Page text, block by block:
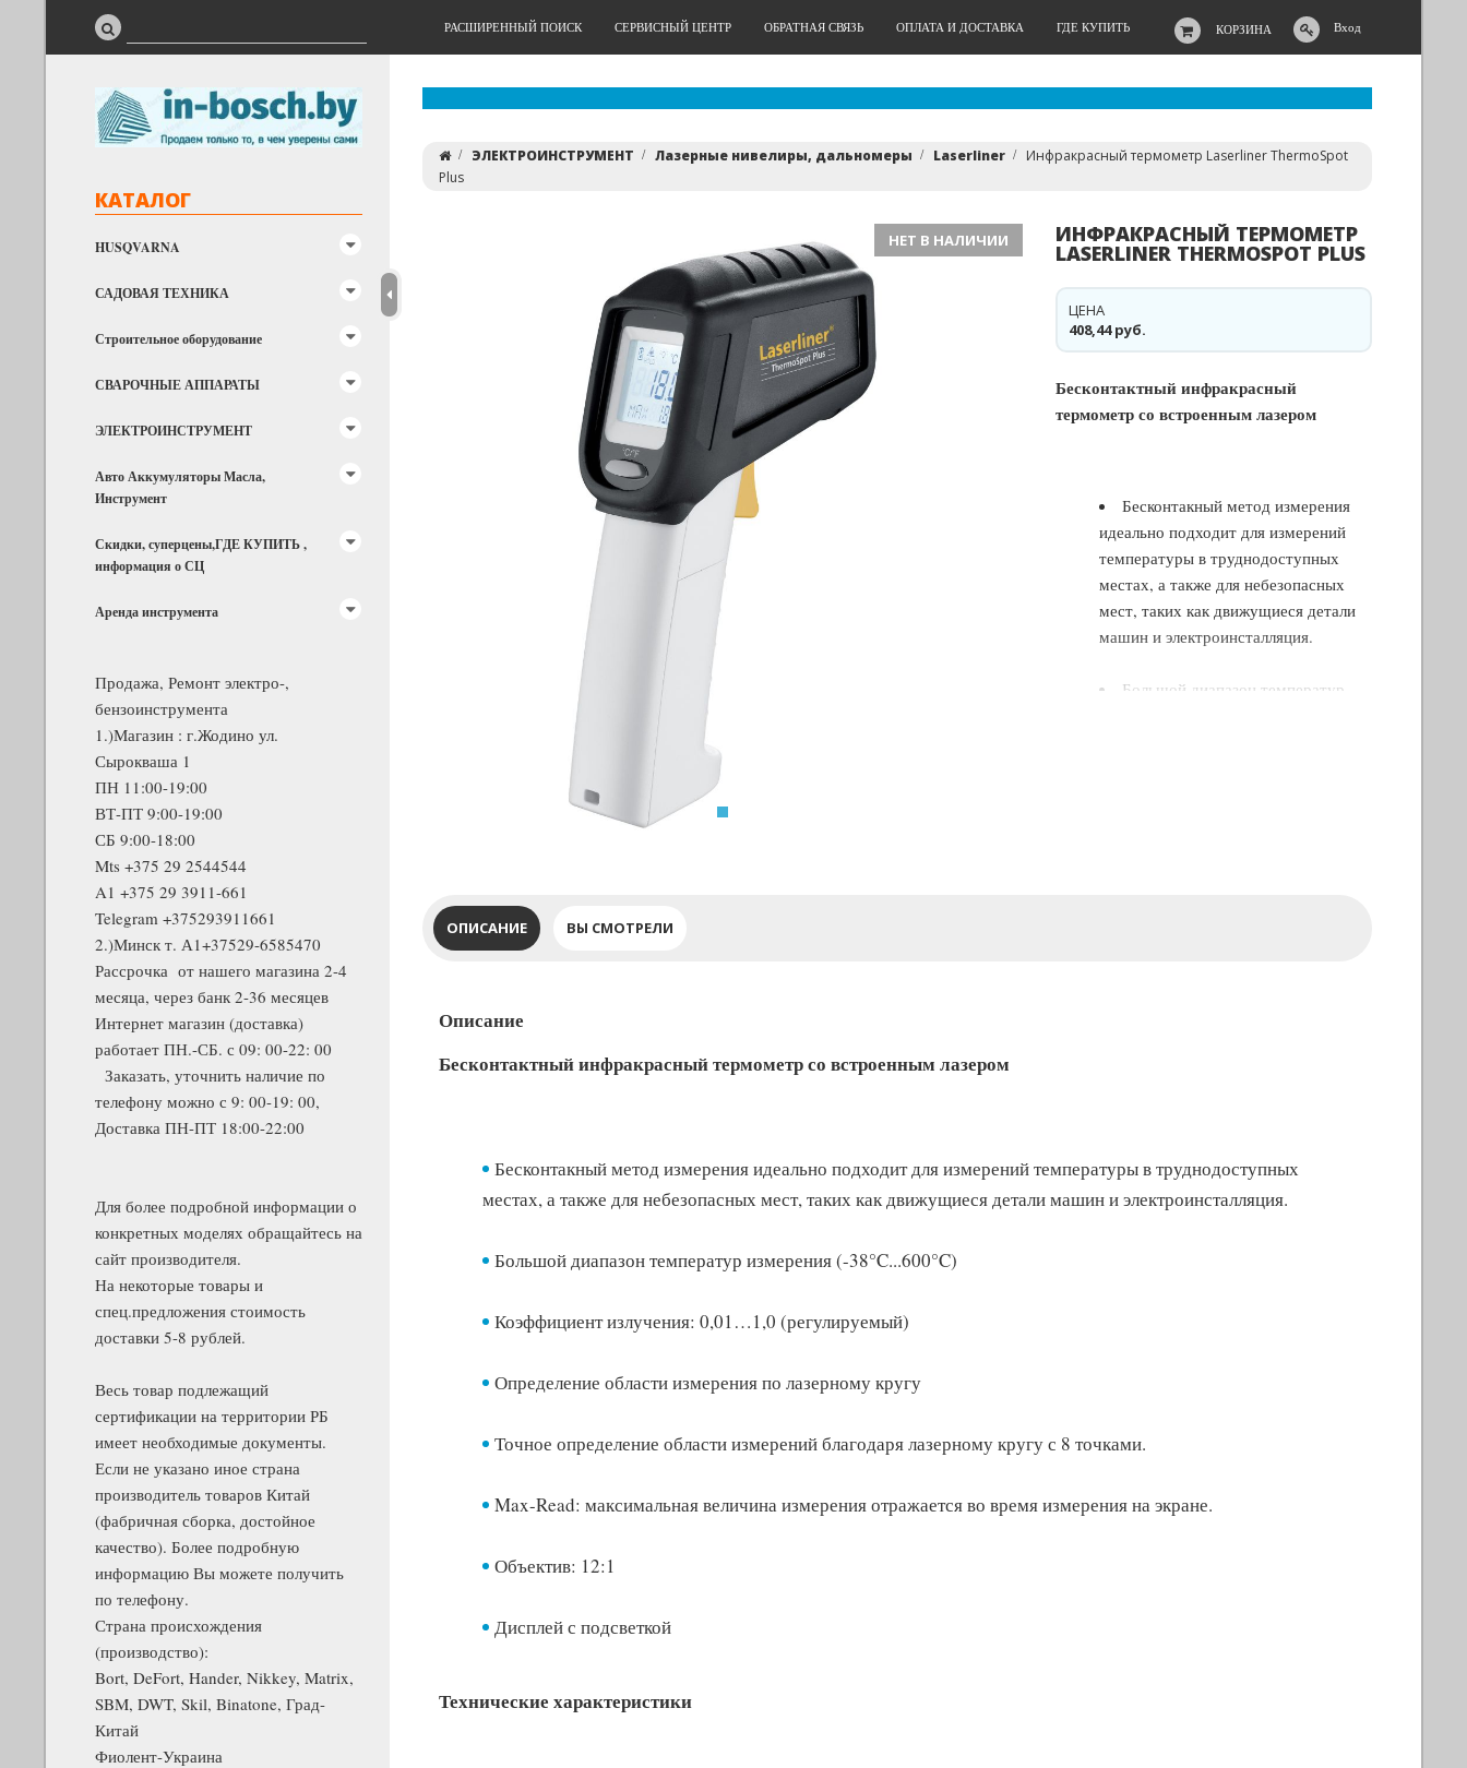
КОРЗИНА Вход
РАСШИРЕННЫЙ ПОИСК СЕРВИСНЫЙ ЦЕНТР ОБРАТНАЯ СВЯЗЬ ОПЛАТА И ДОСТАВКА ГДЕ КУПИТЬ
КАТАЛОГ
HUSQVARNA
САДОВАЯ ТЕХНИКА
Строительное оборудование
СВАРОЧНЫЕ АППАРАТЫ
ЭЛЕКТРОИНСТРУМЕНТ
Авто Аккумуляторы Масла,
Инструмент
Скидки, суперцены,ГДЕ КУПИТЬ ,
информация о СЦ
Аренда инструмента
Продажа, Ремонт электро-,
бензоинструмента
1.)Магазин : г.Жодино ул.
Сырокваша 1
ПН 11:00-19:00
ВТ-ПТ 9:00-19:00
СБ 9:00-18:00
Mts +375 29 2544544
A1 +375 29 3911-661
Telegram +375293911661
2.)Минск т. А1+37529-6585470
Рассрочка от нашего магазина 2-4
месяца, через банк 2-36 месяцев
Интернет магазин (доставка)
работает ПН.-СБ. с 09: 00-22: 00
Заказать, уточнить наличие по
телефону можно с 9: 00-19: 00,
Доставка ПН-ПТ 18:00-22:00
Для более подробной информации о
конкретных моделях обращайтесь на
сайт производителя.
На некоторые товары и
спец.предложения стоимость
доставки 5-8 рублей.
Весь товар подлежащий
сертификации на территории РБ
имеет необходимые документы.
Если не указано иное страна
производитель товаров Китай
(фабричная сборка, достойное
качество). Более подробную
информацию Вы можете получить
по телефону.
Страна происхождения
(производство):
Bort, DeFort, Hander, Nikkey, Matrix,
SBM, DWT, Skil, Binatone, Град-
Китай
Фиолент-Украина
ЭЛЕКТРОИНСТРУМЕНТ Лазерные нивелиры, дальномеры Laserliner
Инфракрасный термометр Laserliner ThermoSpot
Plus
НЕТ В НАЛИЧИИ ИНФРАКРАСНЫЙ ТЕРМОМЕТР
LASERLINER THERMOSPOT PLUS
408,44 руб.
ЦЕНА
Бесконтактный инфракрасный
термометр со встроенным лазером
Бесконтакный метод измерения
идеально подходит для измерений
температуры в труднодоступных
местах, а также для небезопасных
мест, таких как движущиеся детали
машин и электроинсталляция.
Большой диапазон температур
Дисплей с подсветкой
ОПИСАНИЕ ВЫ СМОТРЕЛИ
Описание
Бесконтактный инфракрасный термометр со встроенным лазером
Бесконтакный метод измерения идеально подходит для измерений температуры в труднодоступных
местах, а также для небезопасных мест, таких как движущиеся детали машин и электроинсталляция.
Большой диапазон температур измерения (-38°C...600°C)
Коэффициент излучения: 0,01…1,0 (регулируемый)
Определение области измерения по лазерному кругу
Точное определение области измерений благодаря лазерному кругу с 8 точками.
Max-Read: максимальная величина измерения отражается во время измерения на экране.
Объектив: 12:1
Дисплей с подсветкой
Технические характеристики